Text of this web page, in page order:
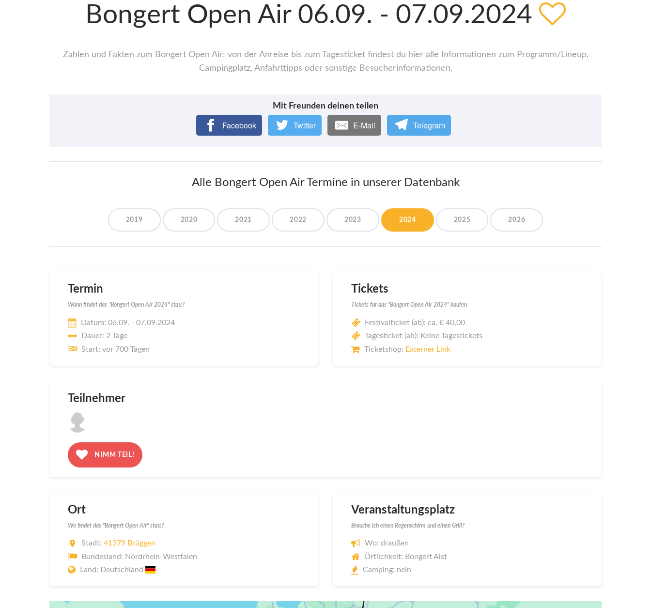
Bongert Open Air 06.09. - 07.09.2024
Zahlen und Fakten zum Bongert Open Air: von der Anreise bis zum Tagesticket findest du hier alle Informationen zum Programm/Lineup,
Campingplatz, Anfahrttipps oder sonstige Besucherinformationen.
Mit Freunden deinen teilen
Facebook Twitter E-Mail Telegram
Alle Bongert Open Air Termine in unserer Datenbank
2019 2020 2021 2022 2023 2024 2025 2026
Termin
Wann findet das "Bongert Open Air 2024" statt?
Datum: 06.09. - 07.09.2024
Dauer: 2 Tage
Start: vor 700 Tagen
Tickets
Tickets für das "Bongert Open Air 2024" kaufen
Festivalticket (ab): ca. € 40,00
Tagesticket (ab): Keine Tagestickets
Ticketshop: Externer Link
Teilnehmer
NIMM TEIL!
Ort
Wo findet das "Bongert Open Air" statt?
Stadt: 41379 Brüggen
Bundesland: Nordrhein-Westfalen
Land: Deutschland
Veranstaltungsplatz
Brauche ich einen Regenschirm und einen Grill?
Wo: draußen
Örtlichkeit: Bongert Alst
Camping: nein